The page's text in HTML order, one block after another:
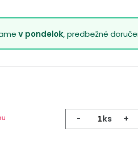
v pondelok, predbežné
- ks +